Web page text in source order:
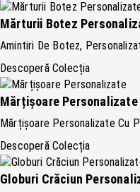
Mărturii Botez
Amintiri De Botez,
Descoperă Colecția
Mărțișoare Personalizate
Mărțișoare Personalizate Cu
Descoperă Colecția
Globuri Crăciun